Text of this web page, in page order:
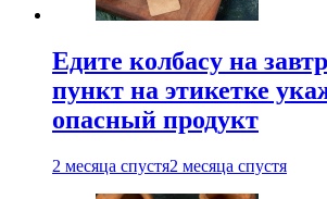
Едите колбасу на
пункт на этикетке
опасный продукт
2 месяца спустя2 месяца спустя